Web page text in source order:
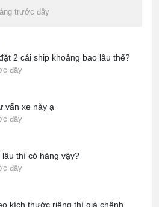
trước đây
2 cái ship khoảng bao lâu thế?
đây
vấn xe này ạ
đây
thì có hàng vậy?
đây
kích thước riêng thì giá chênh